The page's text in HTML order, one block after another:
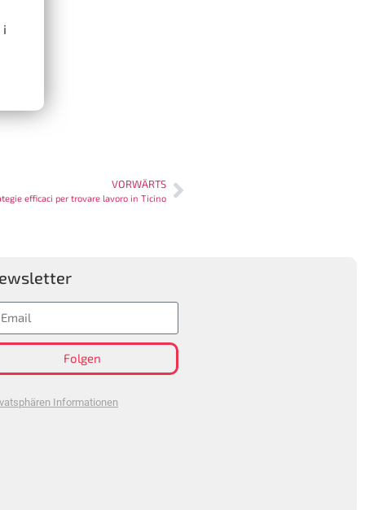
i
VORWÄRTS
efficaci per trovare lavoro in Ticino
Folgen
Informationen